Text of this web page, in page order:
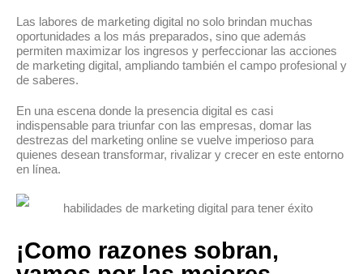
Las labores de marketing digital no solo brindan muchas
oportunidades a los más preparados, sino que además
permiten maximizar los ingresos y perfeccionar las acciones
de marketing digital, ampliando también el campo profesional y
de saberes.
En una escena donde la presencia digital es casi
indispensable para triunfar con las empresas, domar las
destrezas del marketing online se vuelve imperioso para
quienes desean transformar, rivalizar y crecer en este entorno
en línea.
¡Como razones sobran,